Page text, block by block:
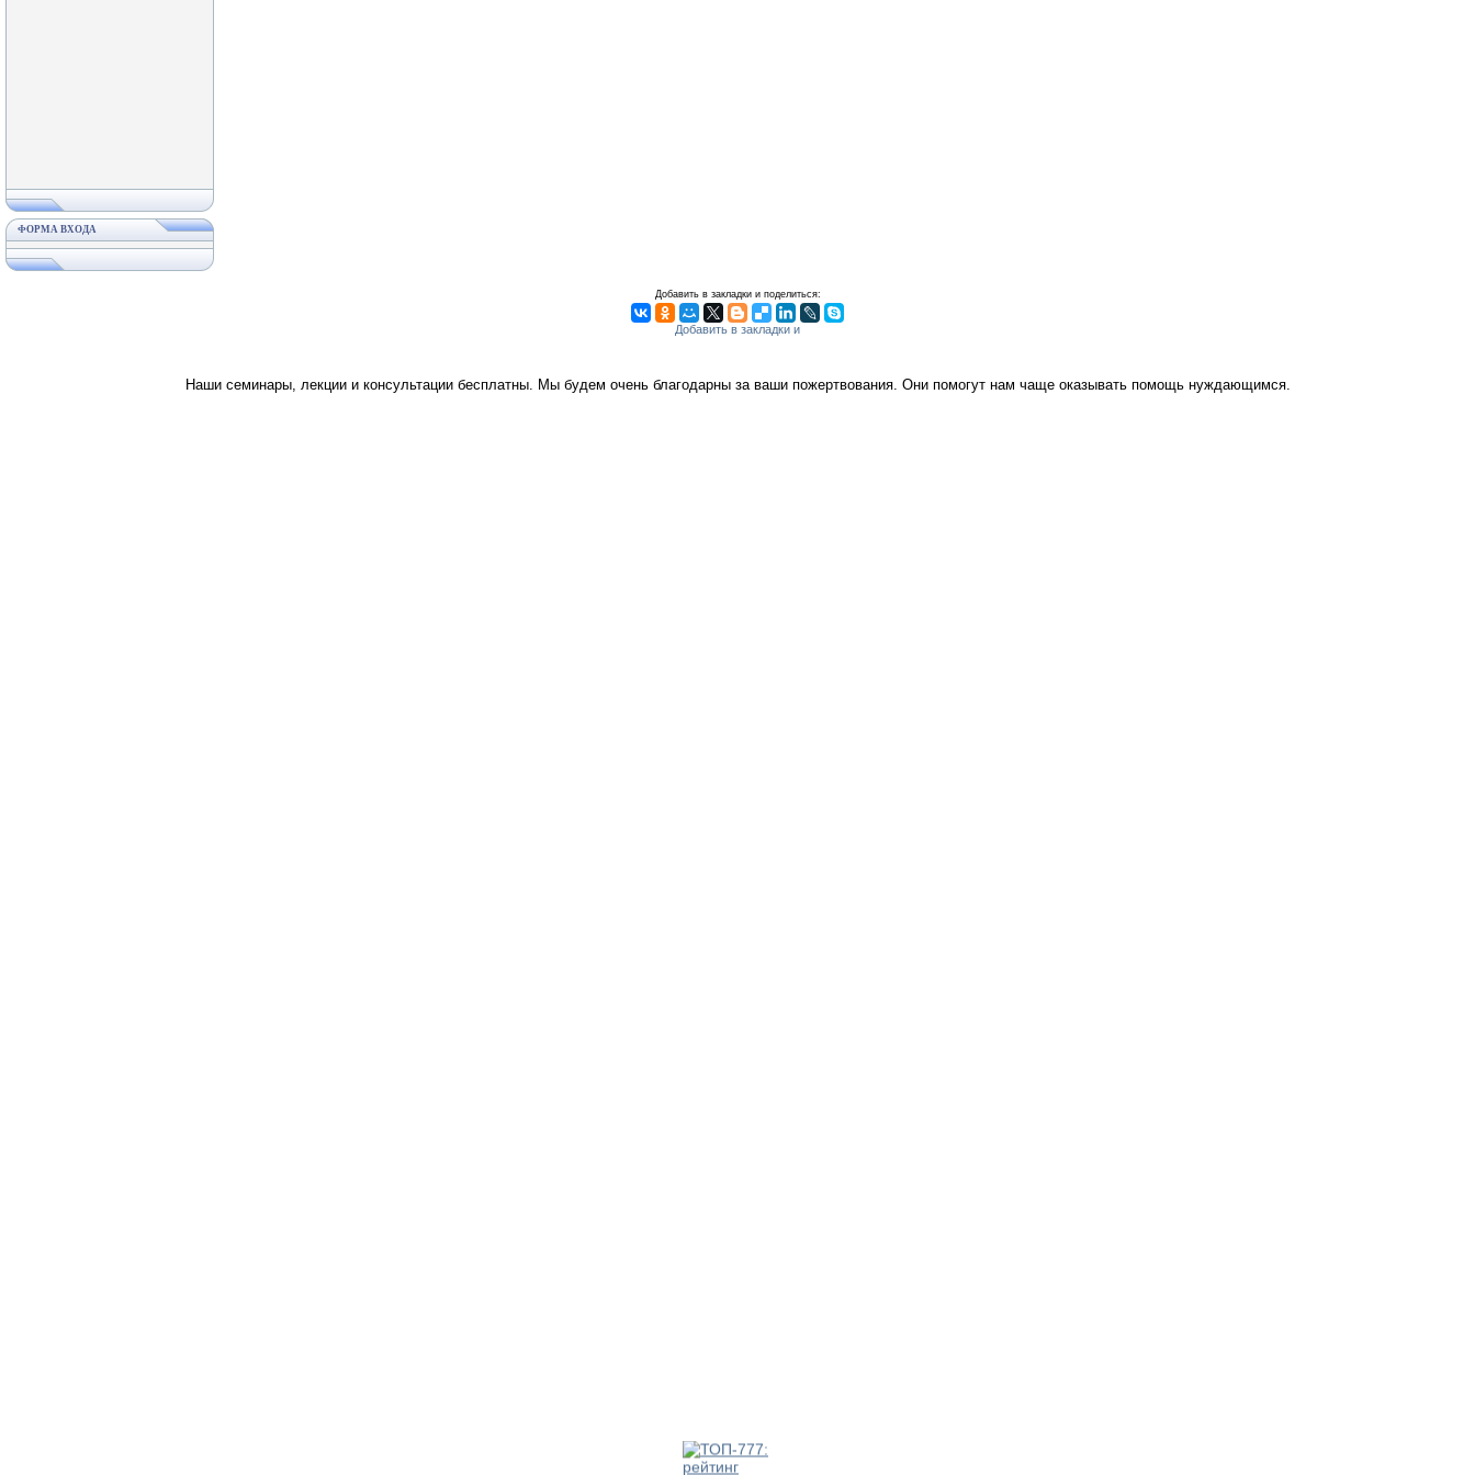
ФОРМА ВХОДА
Добавить в закладки и поделиться:
Наши семинары, лекции и консультации бесплатны. Мы будем очень благодарны за ваши пожертвования. Они помогут нам чаще оказывать помощь нуждающимся.